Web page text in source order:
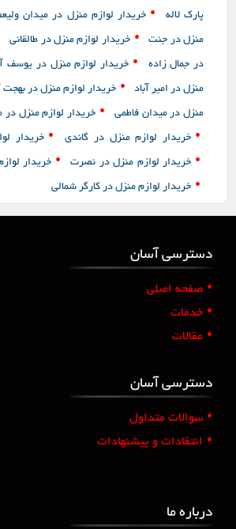
پارک لاله • خریدار لوازم منزل در میدان
منزل در جنت • خریدار لوازم منزل در طالقانی
در جمال زاده • خریدار لوازم منزل در یوسف
منزل در امیر آباد • خریدار لوازم منزل در بهجت
منزل در میدان فاطمی • خریدار لوازم منزل در
• خریدار لوازم منزل در گاندی • خریدار
• خریدار لوازم منزل در نصرت • خریدار
• خریدار لوازم منزل در کارگر شمالی
دسترسی آسان
• صفحه اصلی
• خدمات
• مقالات
دسترسی آسان
• سوالات متداول
• انتقادات و پیشنهادات
درباره ما